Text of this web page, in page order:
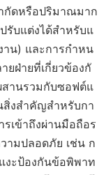
กัดหรือปริมาณมาก
รับแต่งได้สำหรับแ
น) และการกำหน
ยฝ่ายที่เกี่ยวข้องกั
สานรวมกับซอฟต์แ
สิ่งสำคัญสำหรับกา
เข้าถึงผ่านมือถือร
ามปลอดภัย เช่น ก
งะป้องกันข้อพิพาท